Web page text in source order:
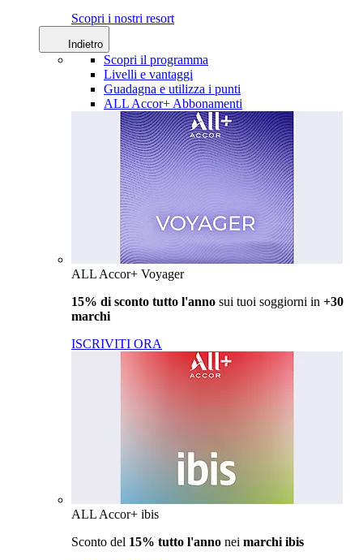
Scopri i nostri resort
Indietro
Scopri il programma
Livelli e vantaggi
Guadagna e utilizza i punti
ALL Accor+ Abbonamenti
ALL Accor+ Voyager
15% di sconto tutto l'anno sui tuoi soggiorni in +30
marchi
ISCRIVITI ORA
ALL Accor+ ibis
Sconto del 15% tutto l'anno nei marchi ibis